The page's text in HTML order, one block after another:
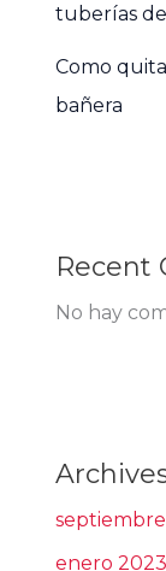
tuberías de
Como
bañera
Recent
No hay
enero 2023